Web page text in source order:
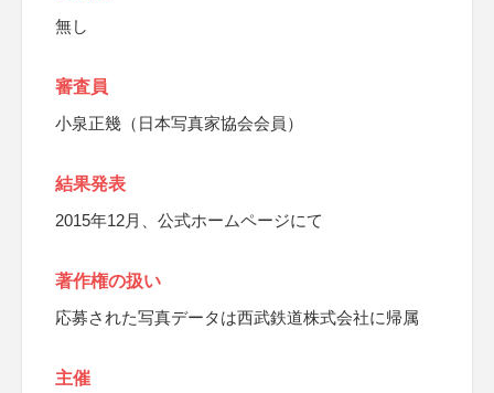
無し
審査員
小泉正幾（日本写真家協会会員）
結果発表
2015年12月、公式ホームページにて
著作権の扱い
応募された写真データは西武鉄道株式会社に帰属
主催